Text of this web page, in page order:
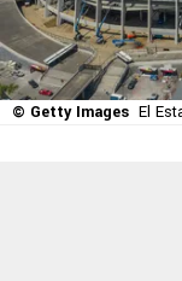
© Getty Images El